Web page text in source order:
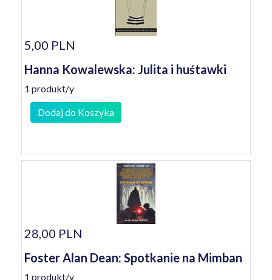
5,00 PLN
Hanna Kowalewska: Julita i huśtawki
1 produkt/y
Dodaj do Koszyka
28,00 PLN
Foster Alan Dean: Spotkanie na Mimban
1 produkt/y